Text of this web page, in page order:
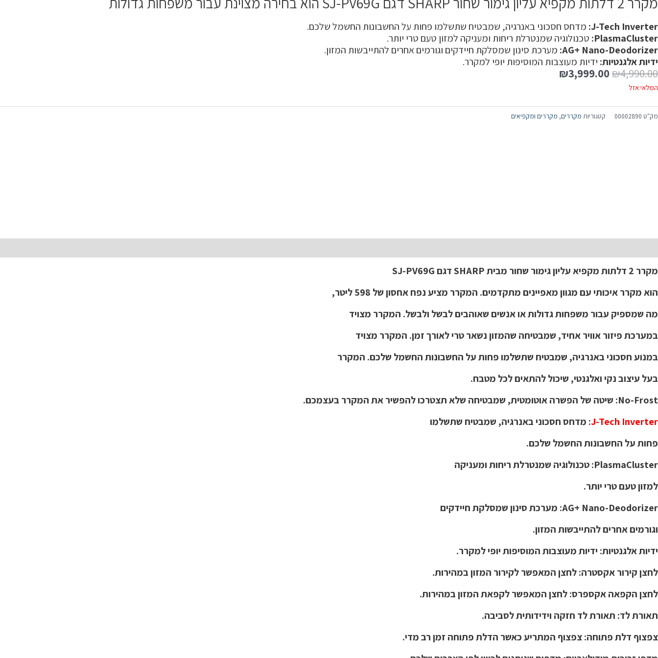
J-Tech Inverter: מדחס חסכוני באנרגיה, שמבטיח שתשלמו פחות על החשבונות החשמל שלכם.
PlasmaCluster: טכנולוגיה שמנטרלת ריחות ומעניקה למזון טעם טרי יותר.
AG+ Nano-Deodorizer: מערכת סינון שמסלקת חיידקים וגורמים אחרים להתייבשות המזון.
ידיות אלגנטיות: ידיות מעוצבות המוסיפות יופי למקרר.
₪4,990.00
₪3,999.00
המלאי אזל
מק"ט 00002890 קטגוריות מקררים, מקררים ומקפיאים
מקרר 2 דלתות מקפיא עליון גימור שחור מבית SHARP דגם SJ-PV69G
הוא מקרר איכותי עם מגוון מאפיינים מתקדמים. המקרר מציע נפח אחסון של 598 ליטר,
מה שמספיק עבור משפחות גדולות או אנשים שאוהבים לבשל ולבשל. המקרר מצויד
במערכת פיזור אוויר אחיד, שמבטיחה שהמזון נשאר טרי לאורך זמן. המקרר מצויד
במנוע חסכוני באנרגיה, שמבטיח שתשלמו פחות על החשבונות החשמל שלכם. המקרר
בעל עיצוב נקי ואלגנטי, שיכול להתאים לכל מטבח.
No-Frost: שיטה של הפשרה אוטומטית, שמבטיחה שלא תצטרכו להפשיר את המקרר בעצמכם.
J-Tech Inverter: מדחס חסכוני באנרגיה, שמבטיח שתשלמו
פחות על החשבונות החשמל שלכם.
PlasmaCluster: טכנולוגיה שמנטרלת ריחות ומעניקה
למזון טעם טרי יותר.
AG+ Nano-Deodorizer: מערכת סינון שמסלקת חיידקים
וגורמים אחרים להתייבשות המזון.
ידיות אלגנטיות: ידיות מעוצבות המוסיפות יופי למקרר.
לחצן קירור אקסטרה: לחצן המאפשר לקירור המזון במהירות.
לחצן הקפאה אקספרס: לחצן המאפשר לקפאת המזון במהירות.
תאורת לד: תאורת לד חזקה וידידותית לסביבה.
צפצוף דלת פתוחה: צפצוף המתריע כאשר הדלת פתוחה זמן רב מדי.